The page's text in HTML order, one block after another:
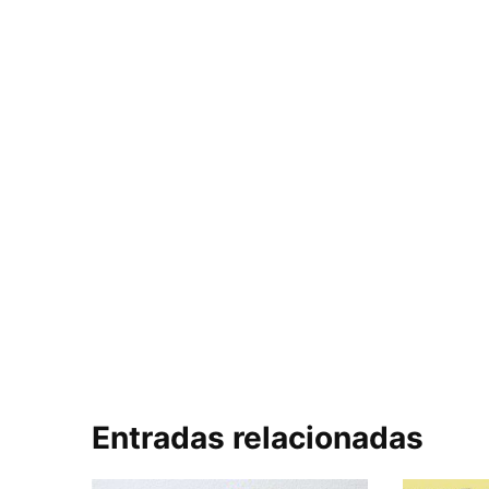
Entradas relacionadas